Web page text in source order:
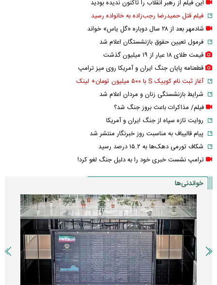
این فیلم از رهبر انقلاب را تاکنون ندیده بودید
فیلم قتل حمیدرضا رجب‌زاده به خانواده رسید
شادمهر بعد از ۲۸ سال دوباره «گل یاس» خواند
فرمول تعیین حقوق بازنشستگان اعلام شد
قیمت طلای ۱۸ عیار از ۱۹ میلیون گذشت
قطعنامه پایان جنگ ایران و آمریکا روی میز ترامپ
آغاز ثبت نام کوییک S با ۵۰۰ میلیون تومان+ لینک
شرایط بازنشستگی زنان و مردان اعلام شد
فیلم/ مذاکرات باعث بروز جنگ شد؟
روایت تازه سپاه از جنگ ایران و آمریکا
پیام قالیباف به مناسبت روز خبرنگار منتشر شد
شکاف تورمی دهک‌ها به ۱۵.۲ درصد رسید
ترامپ نشست خبری خود را به دلیل جنگ لغو کرد!
خواندنی‌ها